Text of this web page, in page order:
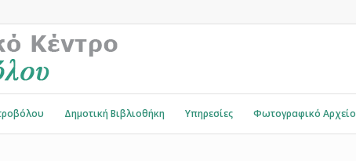
Δημοτική Βιβλιοθήκη Υπηρεσίες Φωτογραφικό Αρχείο